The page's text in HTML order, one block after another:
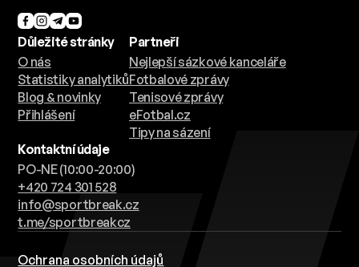
Důležité stránky
O nás
Statistiky analytiků
Blog & novinky
Přihlášení
Partneři
Nejlepší sázkové kanceláře
Fotbalové zprávy
Tenisové zprávy
eFotbal.cz
Tipy na sázení
Kontaktní údaje
PO-NE (10:00-20:00)
+420 724 301 528
info@sportbreak.cz
t.me/sportbreakcz
Ochrana osobních údajů